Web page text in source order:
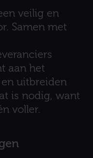
veilig en
Samen met
aan het
uitbreiden
is nodig, want
voller.